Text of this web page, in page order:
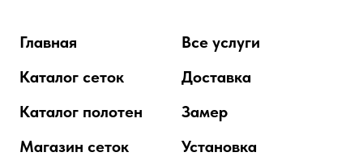
Главная
Каталог сеток
Каталог полотен
Магазин сеток
Все услуги
Доставка
Замер
Установка